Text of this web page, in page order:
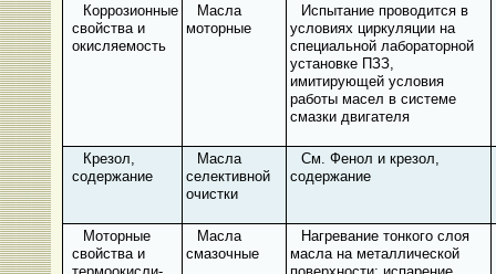
Коррозионные
свойства и
окисляемость
Масла
моторные
Испытание проводится в
условиях циркуляции на
специальной лабораторной
установке ПЗЗ,
имитирующей условия
работы масел в системе
смазки двигателя
Крезол,
содержание
Масла
селективной
очистки
См. Фенол и крезол,
содержание
Моторные
свойства и
Масла
смазочные
Нагревание тонкого слоя
масла на металлической